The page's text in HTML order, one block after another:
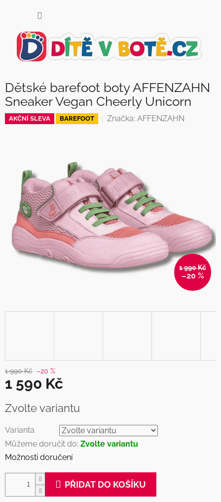
Dětské barefoot boty AFFENZAHN
Sneaker Vegan Cheerly Unicorn
AKČNÍ SLEVA BAREFOOT Značka: AFFENZAHN
1 990 Kč
–20 %
1 990 Kč –20 %
1 590 Kč
cena:
Zvolte variantu
Varianta
Můžeme doručit do: Zvolte variantu
Možnosti doručení
PŘIDAT DO KOŠÍKU